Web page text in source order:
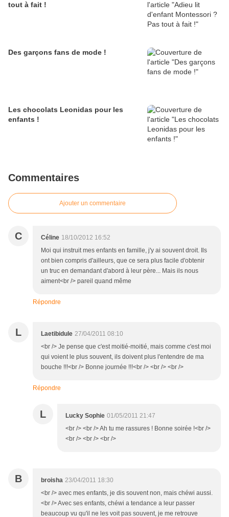
tout à fait !
Des garçons fans de mode !
Les chocolats Leonidas pour les
enfants !
Commentaires
Ajouter un commentaire
C Céline 18/10/2012 16:52
Moi qui instruit mes enfants en famille, j'y ai souvent droit. Ils
ont bien compris d'ailleurs, que ce sera plus facile d'obtenir
un truc en demandant d'abord à leur père... Mais ils nous
aiment<br /> pareil quand même
Répondre
L Laetibidule 27/04/2011 08:10
<br /> Je pense que c'est moitié-moitié, mais comme c'est moi
qui voient le plus souvent, ils doivent plus l'entendre de ma
bouche !!!<br /> Bonne journée !!!<br /> <br /> <br />
Répondre
L Lucky Sophie 01/05/2011 21:47
<br /> <br /> Ah tu me rassures ! Bonne soirée !<br />
<br /> <br /> <br />
B broisha 23/04/2011 18:30
<br /> avec mes enfants, je dis souvent non, mais chéwi aussi.
<br /> Avec ses enfants, chéwi a tendance a leur passer
beaucoup vu qu'il ne les voit pas souvent, je me retrouve